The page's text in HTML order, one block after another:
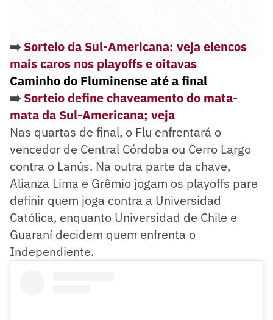
➡️ Sorteio da Sul-Americana: veja elencos
mais caros nos playoffs e oitavas
Caminho do Fluminense até a final
➡️ Sorteio define chaveamento do mata-
mata da Sul-Americana; veja
Nas quartas de final, o Flu enfrentará o
vencedor de Central Córdoba ou Cerro Largo
contra o Lanús. Na outra parte da chave,
Alianza Lima e Grêmio jogam os playoffs pare
definir quem joga contra a Universidad
Católica, enquanto Universidad de Chile e
Guaraní decidem quem enfrenta o
Independiente.